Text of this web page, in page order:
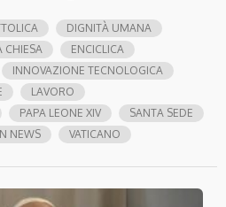
DIGNITÀ UMANA
CHIESA
ENCICLICA
INNOVAZIONE TECNOLOGICA
LAVORO
PAPA LEONE XIV
SANTA SEDE
NEWS VATICANO